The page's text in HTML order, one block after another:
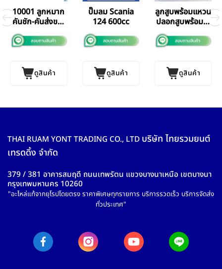
10001 ลูกหมาก
คันชัก-คันส่งขวา
Benz Scania
ดูสินค้า
ปั๊มลม Scania
124 600cc
ดูสินค้า
ลูกสูบพร้อมแหวน
ปลอกสูบพร้อมโอ
ริง Mercedes-
Benz
ดูสินค้า
THAI RUAM YONT TRADING CO., LTD บริษัท ไทยรวมยนต์
เทรดดิ้ง จำกัด
379 / 381 อาคารสมฤดี ถนนเทพรัตน แขวงบางนาเหนือ เขตบางนา
กรุงเทพมหานคร 10260
"อะไหล่แท้จากยุโรปโดยตรง ราคาพิเศษทุกรายการ บริการรวดเร็ว บริการจัดส่ง
ทั่วประเทศ"